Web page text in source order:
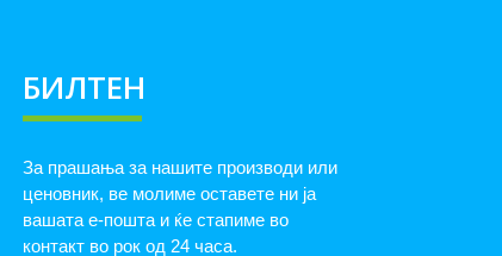
БИЛТЕН
За прашања за нашите производи или
ценовник, ве молиме оставете ни ја
вашата е-пошта и ќе стапиме во
контакт во рок од 24 часа.